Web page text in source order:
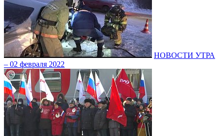
НОВОСТИ УТРА
– 02 февраля 2022